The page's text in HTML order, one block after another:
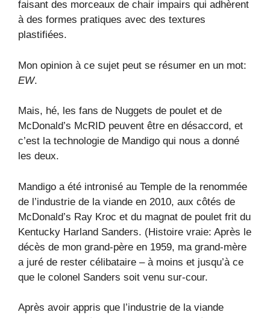
faisant des morceaux de chair impairs qui adhèrent
à des formes pratiques avec des textures
plastifiées.
Mon opinion à ce sujet peut se résumer en un mot:
EW.
Mais, hé, les fans de Nuggets de poulet et de
McDonald’s McRID peuvent être en désaccord, et
c’est la technologie de Mandigo qui nous a donné
les deux.
Mandigo a été intronisé au Temple de la renommée
de l’industrie de la viande en 2010, aux côtés de
McDonald’s Ray Kroc et du magnat de poulet frit du
Kentucky Harland Sanders. (Histoire vraie: Après le
décès de mon grand-père en 1959, ma grand-mère
a juré de rester célibataire – à moins et jusqu’à ce
que le colonel Sanders soit venu sur-cour.
Après avoir appris que l’industrie de la viande